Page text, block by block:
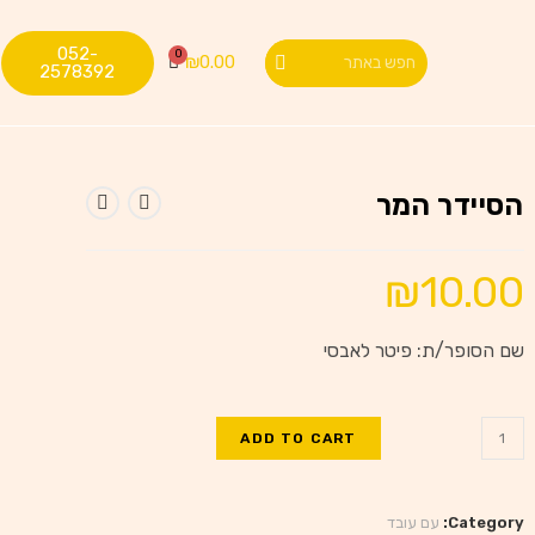
₪0.00
052-
2578392
הסיידר המר
₪10.00
שם הסופר/ת: פיטר לאבסי
ADD TO CART
Category: עם עובד